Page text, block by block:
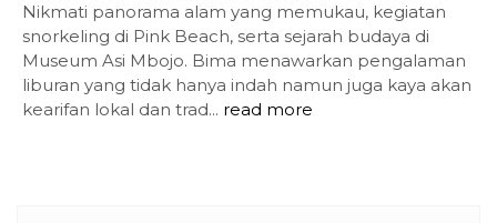
Nikmati panorama alam yang memukau, kegiatan
snorkeling di Pink Beach, serta sejarah budaya di
Museum Asi Mbojo. Bima menawarkan pengalaman
liburan yang tidak hanya indah namun juga kaya akan
kearifan lokal dan trad... read more